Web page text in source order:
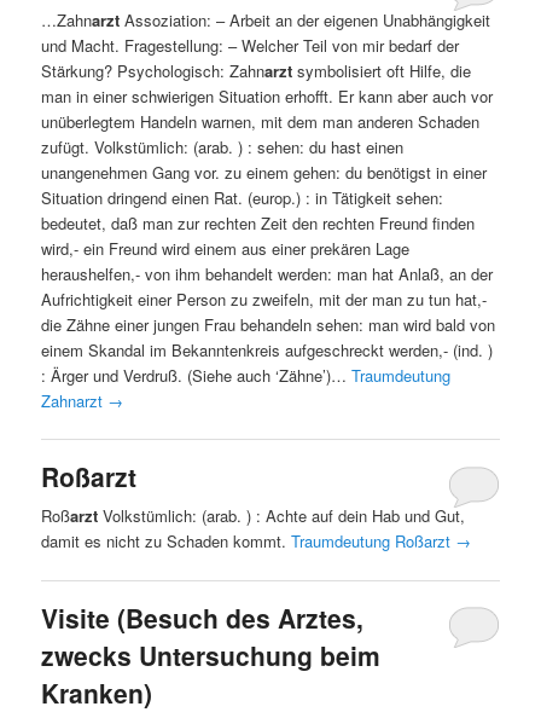
…Zahnarzt Assoziation: – Arbeit an der eigenen Unabhängigkeit
und Macht. Fragestellung: – Welcher Teil von mir bedarf der
Stärkung? Psychologisch: Zahnarzt symbolisiert oft Hilfe, die
man in einer schwierigen Situation erhofft. Er kann aber auch vor
unüberlegtem Handeln warnen, mit dem man anderen Schaden
zufügt. Volkstümlich: (arab. ) : sehen: du hast einen
unangenehmen Gang vor. zu einem gehen: du benötigst in einer
Situation dringend einen Rat. (europ.) : in Tätigkeit sehen:
bedeutet, daß man zur rechten Zeit den rechten Freund finden
wird,- ein Freund wird einem aus einer prekären Lage
heraushelfen,- von ihm behandelt werden: man hat Anlaß, an der
Aufrichtigkeit einer Person zu zweifeln, mit der man zu tun hat,-
die Zähne einer jungen Frau behandeln sehen: man wird bald von
einem Skandal im Bekanntenkreis aufgeschreckt werden,- (ind. )
: Ärger und Verdruß. (Siehe auch ‘Zähne’)…Traumdeutung
Zahnarzt →
Roßarzt
Roßarzt Volkstümlich: (arab. ) : Achte auf dein Hab und Gut,
damit es nicht zu Schaden kommt.Traumdeutung Roßarzt →
Visite (Besuch des Arztes,
zwecks Untersuchung beim
Kranken)